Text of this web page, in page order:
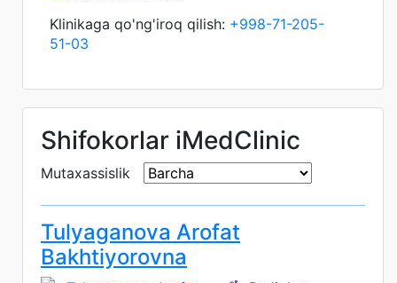
Klinikaga qo'ng'iroq qilish: +998-71-205-
51-03
Shifokorlar iMedClinic
Mutaxassislik
Tulyaganova Arofat
Bakhtiyorovna